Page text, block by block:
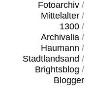
Fotoarchiv/
Mittelalter/
1300/
Archivalia/
Haumann /
Stadtlandsand /
Brightsblog /
Blogger